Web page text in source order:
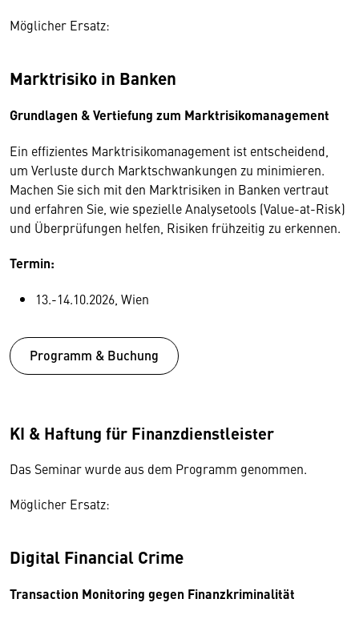
Möglicher Ersatz:
Marktrisiko in Banken
Grundlagen & Vertiefung zum Marktrisikomanagement
Ein effizientes Marktrisikomanagement ist entscheidend,
um Verluste durch Marktschwankungen zu minimieren.
Machen Sie sich mit den Marktrisiken in Banken vertraut
und erfahren Sie, wie spezielle Analysetools (Value-at-Risk)
und Überprüfungen helfen, Risiken frühzeitig zu erkennen.
Termin:
13.-14.10.2026, Wien
Programm & Buchung
KI & Haftung für Finanzdienstleister
Das Seminar wurde aus dem Programm genommen.
Möglicher Ersatz:
Digital Financial Crime
Transaction Monitoring gegen Finanzkriminalität